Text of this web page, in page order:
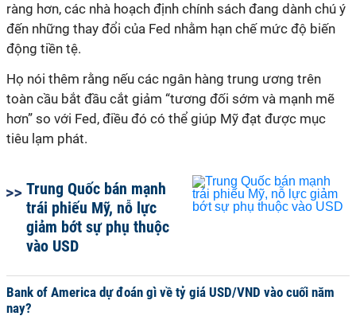
ràng hơn, các nhà hoạch định chính sách đang dành chú ý
đến những thay đổi của Fed nhằm hạn chế mức độ biến
động tiền tệ.
Họ nói thêm rằng nếu các ngân hàng trung ương trên
toàn cầu bắt đầu cắt giảm “tương đối sớm và mạnh mẽ
hơn” so với Fed, điều đó có thể giúp Mỹ đạt được mục
tiêu lạm phát.
Trung Quốc bán mạnh
trái phiếu Mỹ, nỗ lực
giảm bớt sự phụ thuộc
vào USD
Bank of America dự đoán gì về tỷ giá USD/VND vào cuối năm
nay?